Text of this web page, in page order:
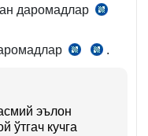
даромадлар
м.
СК
3-
қ.
СК
.
эълон
ўтгач кучга